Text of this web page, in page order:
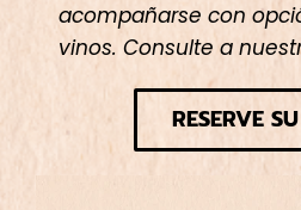
acompañarse con
vinos. Consulte a
RESERVE